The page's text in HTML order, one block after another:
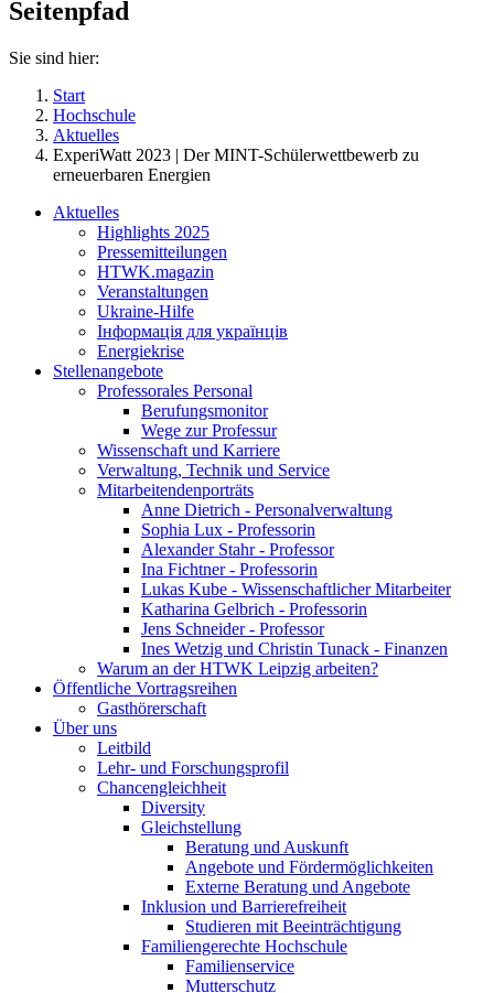
Seitenpfad
Sie sind hier:
Start
Hochschule
Aktuelles
ExperiWatt 2023 | Der MINT-Schülerwettbewerb zu
erneuerbaren Energien
Aktuelles
Highlights 2025
Pressemitteilungen
HTWK.magazin
Veranstaltungen
Ukraine-Hilfe
Інформація для українців
Energiekrise
Stellenangebote
Professorales Personal
Berufungsmonitor
Wege zur Professur
Wissenschaft und Karriere
Verwaltung, Technik und Service
Mitarbeitendenporträts
Anne Dietrich - Personalverwaltung
Sophia Lux - Professorin
Alexander Stahr - Professor
Ina Fichtner - Professorin
Lukas Kube - Wissenschaftlicher Mitarbeiter
Katharina Gelbrich - Professorin
Jens Schneider - Professor
Ines Wetzig und Christin Tunack - Finanzen
Warum an der HTWK Leipzig arbeiten?
Öffentliche Vortragsreihen
Gasthörerschaft
Über uns
Leitbild
Lehr- und Forschungsprofil
Chancengleichheit
Diversity
Gleichstellung
Beratung und Auskunft
Angebote und Fördermöglichkeiten
Externe Beratung und Angebote
Inklusion und Barrierefreiheit
Studieren mit Beeinträchtigung
Familiengerechte Hochschule
Familienservice
Mutterschutz